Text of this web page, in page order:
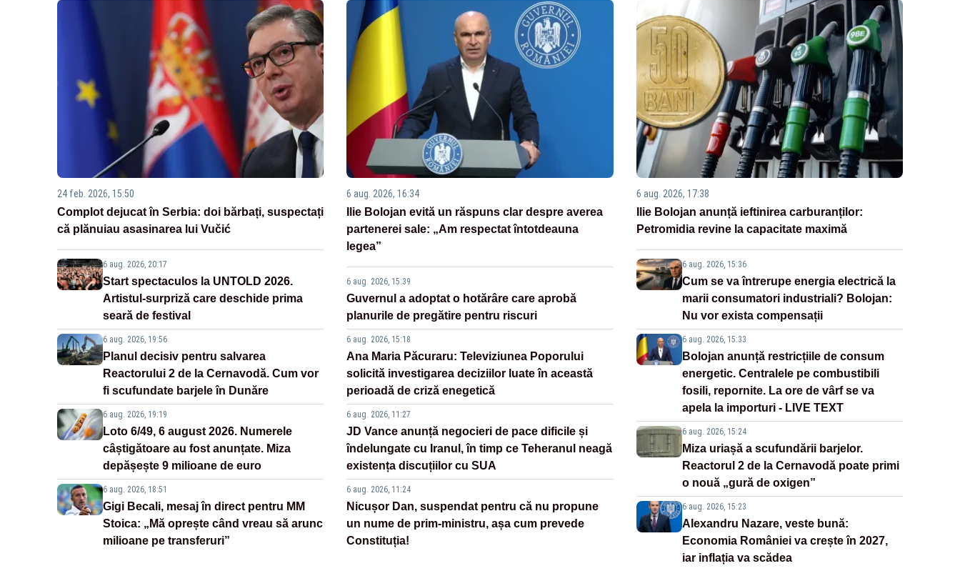
24 feb. 2026, 15:50
Complot dejucat în Serbia: doi bărbați, suspectați
că plănuiau asasinarea lui Vučić
6 aug. 2026, 20:17
Start spectaculos la UNTOLD 2026.
Artistul-surpriză care deschide prima
seară de festival
6 aug. 2026, 19:56
Planul decisiv pentru salvarea
Reactorului 2 de la Cernavodă. Cum vor
fi scufundate barjele în Dunăre
6 aug. 2026, 19:19
Loto 6/49, 6 august 2026. Numerele
câștigătoare au fost anunțate. Miza
depășește 9 milioane de euro
6 aug. 2026, 18:51
Gigi Becali, mesaj în direct pentru MM
Stoica: „Mă oprește când vreau să arunc
milioane pe transferuri”
6 aug. 2026, 16:34
Ilie Bolojan evită un răspuns clar despre averea
partenerei sale: „Am respectat întotdeauna
legea”
6 aug. 2026, 15:39
Guvernul a adoptat o hotărâre care aprobă
planurile de pregătire pentru riscuri
6 aug. 2026, 15:18
Ana Maria Păcuraru: Televiziunea Poporului
solicită investigarea deciziilor luate în această
perioadă de criză enegetică
6 aug. 2026, 11:27
JD Vance anunță negocieri de pace dificile și
îndelungate cu Iranul, în timp ce Teheranul neagă
existența discuțiilor cu SUA
6 aug. 2026, 11:24
Nicușor Dan, suspendat pentru că nu propune
un nume de prim-ministru, așa cum prevede
Constituția!
6 aug. 2026, 17:38
Ilie Bolojan anunță ieftinirea carburanților:
Petromidia revine la capacitate maximă
6 aug. 2026, 15:36
Cum se va întrerupe energia electrică la
marii consumatori industriali? Bolojan:
Nu vor exista compensații
6 aug. 2026, 15:33
Bolojan anunță restricțiile de consum
energetic. Centralele pe combustibili
fosili, repornite. La ore de vârf se va
apela la importuri - LIVE TEXT
6 aug. 2026, 15:24
Miza uriașă a scufundării barjelor.
Reactorul 2 de la Cernavodă poate primi
o nouă „gură de oxigen”
6 aug. 2026, 15:23
Alexandru Nazare, veste bună:
Economia României va crește în 2027,
iar inflația va scădea